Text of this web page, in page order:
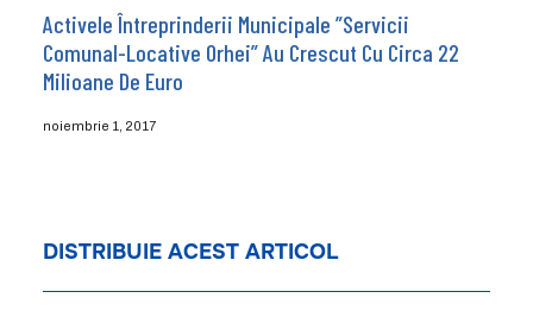
Activele Întreprinderii Municipale ”Servicii
Comunal-Locative Orhei” Au Crescut Cu Circa 22
Milioane De Euro
noiembrie 1, 2017
DISTRIBUIE ACEST ARTICOL